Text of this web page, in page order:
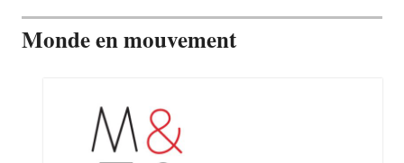
Monde en mouvement